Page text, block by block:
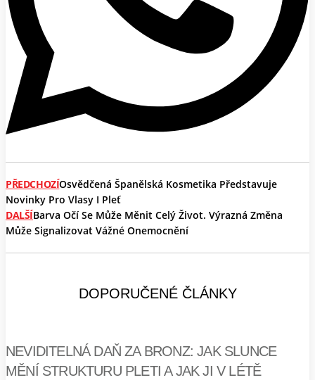
PŘEDCHOZÍOsvědčená Španělská Kosmetika Představuje
Novinky Pro Vlasy I Pleť
DALŠÍBarva Očí Se Může Měnit Celý Život. Výrazná Změna
Může Signalizovat Vážné Onemocnění
DOPORUČENÉ ČLÁNKY
NEVIDITELNÁ DAŇ ZA BRONZ: JAK SLUNCE
MĚNÍ STRUKTURU PLETI A JAK JI V LÉTĚ